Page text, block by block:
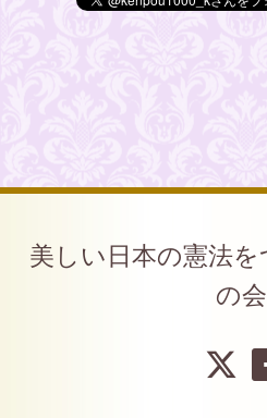
美しい日本の憲法
の会